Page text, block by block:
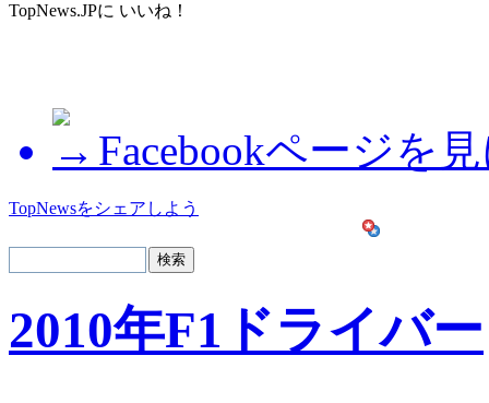
TopNews.JPに いいね！
Facebookページを
TopNewsをシェアしよう
2010年F1ドライバー